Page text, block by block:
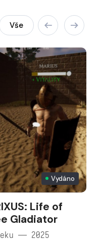
Vše
Vydáno
Life of
Gladiator
— 2025